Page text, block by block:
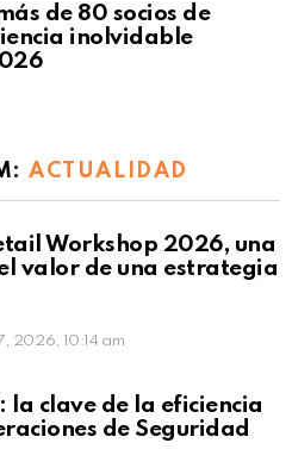
de 80 socios de
inolvidable
ACTUALIDAD
Workshop 2026, una
valor de una estrategia
2026, 10:14 am
la clave de la eficiencia
de Seguridad